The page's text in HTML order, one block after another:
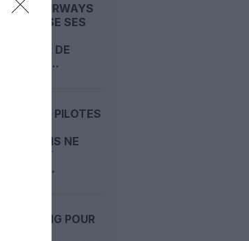
BRITISH AIRWAYS
MODERNISE SES
CHANTIER DE
RÉTROFIT...
C919 : LES PILOTES
EUROPÉENS NE
RELÈVENT
« AUCUN...
200 BOEING POUR